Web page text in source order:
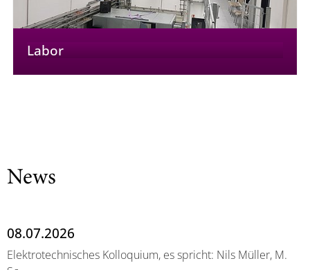
Labor
News
08.07.2026
Elektrotechnisches Kolloquium, es spricht: Nils Müller, M.